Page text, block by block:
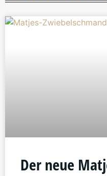
Der neue